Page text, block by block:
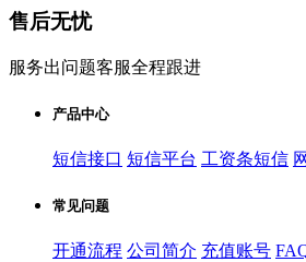
售后无忧
服务出问题客服全程跟进
产品中心
短信接口 短信平台 工资条短信
常见问题
开通流程 公司简介 充值账号